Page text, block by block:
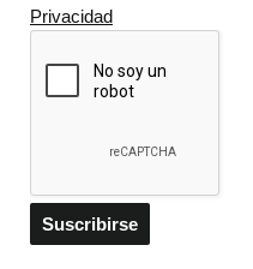
Privacidad